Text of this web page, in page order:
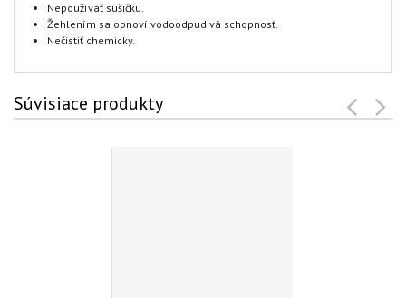
Nepoužívať sušičku.
Žehlením sa obnoví vodoodpudivá schopnosť.
Nečistiť chemicky.
Súvisiace produkty